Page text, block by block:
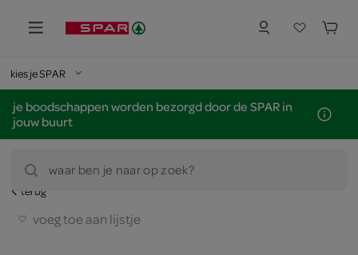
kies je SPAR
je boodschappen worden bezorgd door de SPAR in
jouw buurt
waar ben je naar op zoek?
terug
voeg toe aan lijstje